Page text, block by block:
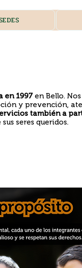
en 1997 en Bello.
y prevención,
también a
seres queridos.